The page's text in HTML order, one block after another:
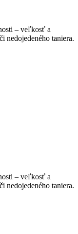
– veľkosť a
nedojedeného taniera.
– veľkosť a
nedojedeného taniera.